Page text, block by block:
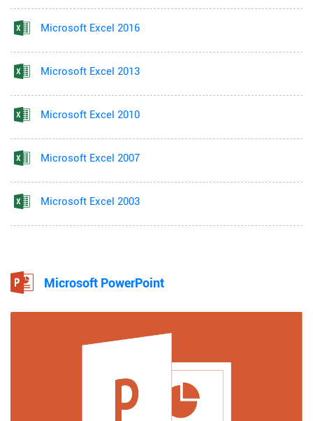
Microsoft Excel 2016
Microsoft Excel 2013
Microsoft Excel 2010
Microsoft Excel 2007
Microsoft Excel 2003
Microsoft PowerPoint